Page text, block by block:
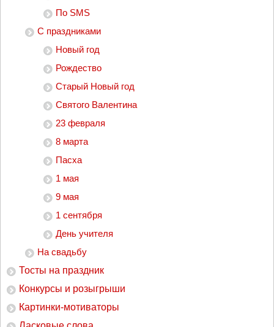
По SMS
С праздниками
Новый год
Рождество
Старый Новый год
Святого Валентина
23 февраля
8 марта
Пасха
1 мая
9 мая
1 сентября
День учителя
На свадьбу
Тосты на праздник
Конкурсы и розыгрыши
Картинки-мотиваторы